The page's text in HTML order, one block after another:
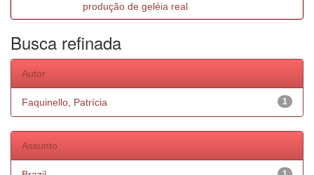
produção de geléia real
Busca refinada
Autor
1
Faquinello, Patrícia
Assunto